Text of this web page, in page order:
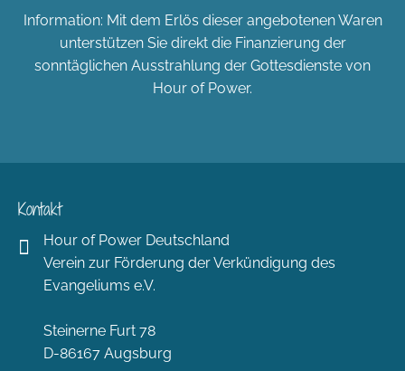
Information: Mit dem Erlös dieser angebotenen Waren
unterstützen Sie direkt die Finanzierung der
sonntäglichen Ausstrahlung der Gottesdienste von
Hour of Power.
Kontakt
Hour of Power Deutschland
Verein zur Förderung der Verkündigung des
Evangeliums e.V.
Steinerne Furt 78
D-86167 Augsburg